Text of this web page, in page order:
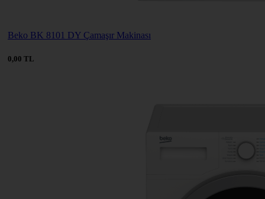
Beko BK 8101 DY Çamaşır Makinası
0,00 TL